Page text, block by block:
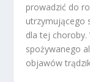
prowadzić do
utrzymującego
dla tej choroby.
spożywanego
objawów